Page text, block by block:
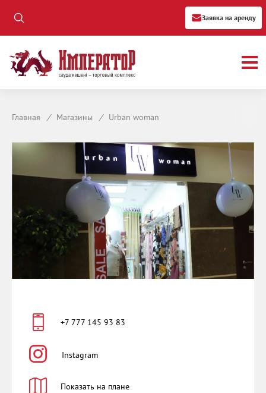
Заявка на аренду
Главная / Магазины / Urban woman
+7 777 145 93 83
Instagram
Показать на плане